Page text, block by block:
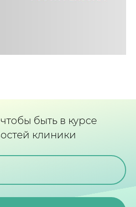
быть в курсе
клиники